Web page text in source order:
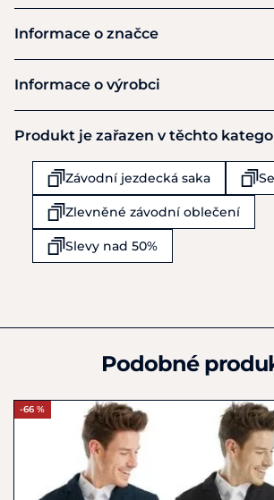
Informace o značce
Horseware
Informace o výrobci
Horseware Production Ltd
Finnabair Ind Estate
Dundalk Co Louth
A91A9DE
+353 1 26 88 200
info.eu@horseware.com
Produkt je zařazen v těchto
Závodní jezdecká saka
Zlevněné závodní oblečení
Slevy nad 50%
Podobné
-66 %